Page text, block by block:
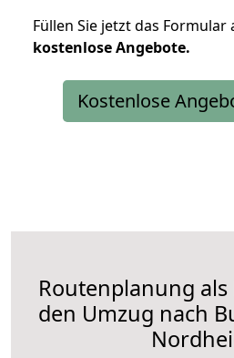
Füllen Sie jetzt das
kostenloseAngebote.
Kostenlose
Routenplanung
den Umzug nach